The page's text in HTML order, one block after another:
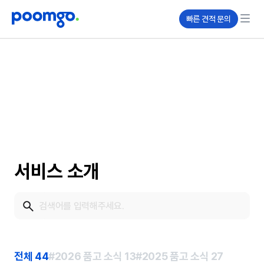
빠른 견적 문의
서비스 소개
전체 44#2026 품고 소식 13#2025 품고 소식 27